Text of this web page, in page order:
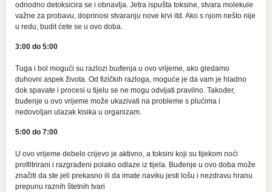
odnodno detoksicira se i obnavlja. Jetra ispušta toksine, stvara molekule
važne za probavu, doprinosi stvaranju nove krvi itd. Ako s njom nešto nije
u redu, budit ćete se u ovo doba.
3:00 do 5:00
Tuga i bol mogući su razlozi buđenja u ovo vrijeme, ako gledamo
duhovni aspek života. Od fizičkih razloga, moguće je da vam je hladno
dok spavate i procesi u tijelu se ne mogu odvijati pravilno. Također,
buđenje u ovo vrijeme može ukazivati na probleme s plućima i
nedovoljan ulazak kisika u organizam.
5:00 do 7:00
U ovo vrijeme debelo crijevo je aktivno, a toksini koji su tijekom noći
profiltrirani i razgrađeni polako odlaze iz tijela. Buđenje u ovo doba može
značiti da ste jeli prekasno ili da imate naviku jesti lošu i nezdravu hranu
prepunu raznih štetnih tvari